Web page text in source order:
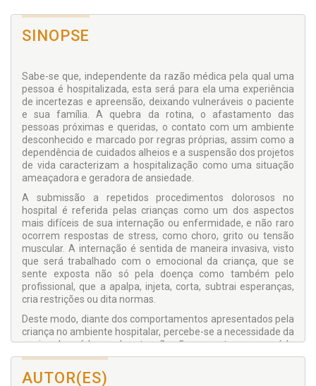
SINOPSE
Sabe-se que, independente da razão médica pela qual uma
pessoa é hospitalizada, esta será para ela uma experiência
de incertezas e apreensão, deixando vulneráveis o paciente
e sua família. A quebra da rotina, o afastamento das
pessoas próximas e queridas, o contato com um ambiente
desconhecido e marcado por regras próprias, assim como a
dependência de cuidados alheios e a suspensão dos projetos
de vida caracterizam a hospitalização como uma situação
ameaçadora e geradora de ansiedade.
A submissão a repetidos procedimentos dolorosos no
hospital é referida pelas crianças como um dos aspectos
mais difíceis de sua internação ou enfermidade, e não raro
ocorrem respostas de stress, como choro, grito ou tensão
muscular. A internação é sentida de maneira invasiva, visto
que será trabalhado com o emocional da criança, que se
sente exposta não só pela doença como também pelo
profissional, que a apalpa, injeta, corta, subtrai esperanças,
cria restrições ou dita normas.
Deste modo, diante dos comportamentos apresentados pela
criança no ambiente hospitalar, percebe-se a necessidade da
equipe de saúde em dar atenção não somente para a saúde
física, mas também atenção para os cuidados com as
necessidades emocionais e sociais que a criança apresenta.
Afirma-se, então, a necessidade e importância de uma
AUTOR(ES)